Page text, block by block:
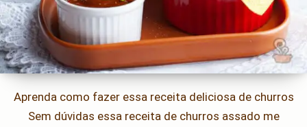
Aprenda como fazer essa receita deliciosa de churros
Sem dúvidas essa receita de churros assado me